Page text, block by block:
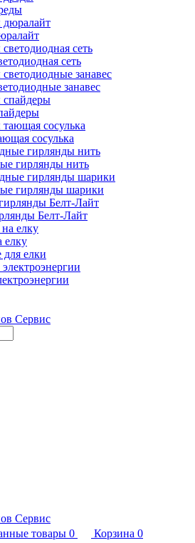
сеть
занавес
сосулька
гирлянды нить
гирлянды шарики
Белт-Лайт
елку
елки
товары 0 Корзина 0